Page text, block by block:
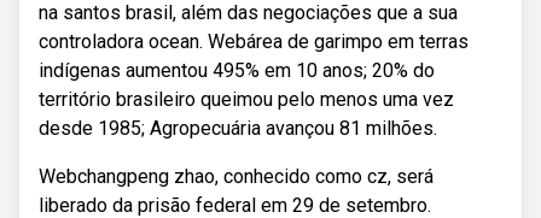
na santos brasil, além das negociações que a sua
controladora ocean. Webárea de garimpo em terras
indígenas aumentou 495% em 10 anos; 20% do
território brasileiro queimou pelo menos uma vez
desde 1985; Agropecuária avançou 81 milhões.
Webchangpeng zhao, conhecido como cz, será
liberado da prisão federal em 29 de setembro.